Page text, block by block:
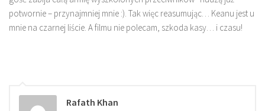
potwornie – przynajmniej mnie :). Tak więc reasumując… Keanu jest u
mnie na czarnej liście. A filmu nie polecam, szkoda kasy… i czasu!
Rafath Khan